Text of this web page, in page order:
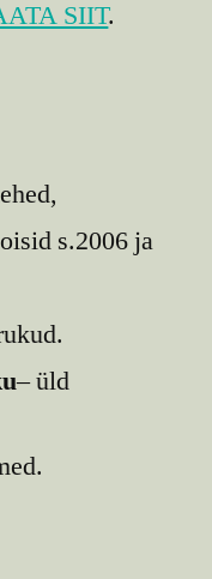
SIIT.
s.2006 ja
– üld